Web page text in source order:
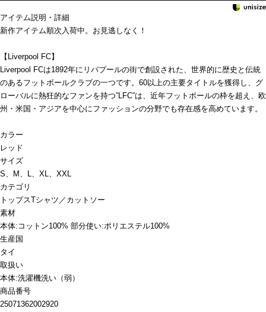
アイテム説明・詳細
新作アイテム順次入荷中。お見逃しなく！
【Liverpool FC】
Liverpool FCは1892年にリバプールの街で創設された、世界的に歴史と伝統
のあるフットボールクラブの一つです。60以上の主要タイトルを獲得し、グ
ローバルに熱狂的なファンを持つ”LFC”は、近年フットボールの枠を超え、欧
州・米国・アジアを中心にファッションの分野でも存在感を高めています。
カラー
レッド
サイズ
S、M、L、XL、XXL
カテゴリ
トップスTシャツ／カットソー
素材
本体:コットン100% 部分使い:ポリエステル100%
生産国
タイ
取扱い
本体:洗濯機洗い（弱）
商品番号
25071362002920